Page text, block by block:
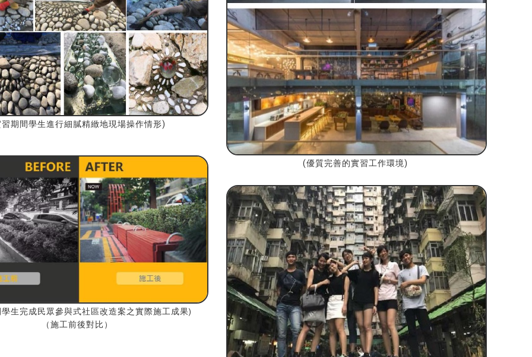
(優質完善的實習工作環境)
期間學生進行細膩精緻地現場操作情形)
生完成民眾參與式社區改造案之實際施工成果)
（施工前後對比）